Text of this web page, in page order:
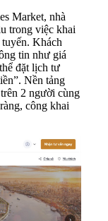
Market, nhà
trong việc khai
tuyến. Khách
tin như giá
đặt lịch tư
Nền tảng
2 người cùng
công khai